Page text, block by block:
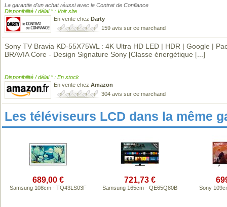
La garantie d'un achat réussi avec le Contrat de Confiance
Disponibilité / délai * : Voir site
En vente chez Darty
159 avis sur ce marchand
Sony TV Bravia KD-55X75WL : 4K Ultra HD LED | HDR | Google |
BRAVIA Core - Design Signature Sony [Classe énergétique [...]
Disponibilité / délai * : En stock
En vente chez Amazon
304 avis sur ce marchand
Les téléviseurs LCD dans la même
689,00 €
Samsung 108cm - TQ43LS03F
721,73 €
Samsung 165cm - QE65Q80B Sony